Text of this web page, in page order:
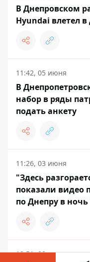
В Днепровском
Hyundai влетел в
11:42, 05 июня
В
набор в ряды
подать анкету
11:26, 03 июня
"Здесь
показали видео
по Днепру в
12:51, 02 июня